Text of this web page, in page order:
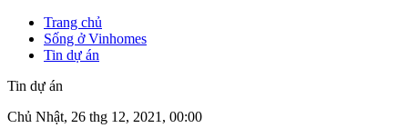
Trang chủ
Sống ở Vinhomes
Tin dự án
Tin dự án
Chủ Nhật, 26 thg 12, 2021, 00:00